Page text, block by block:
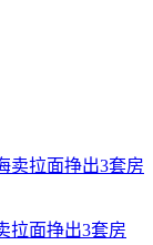
拉面挣出3套房